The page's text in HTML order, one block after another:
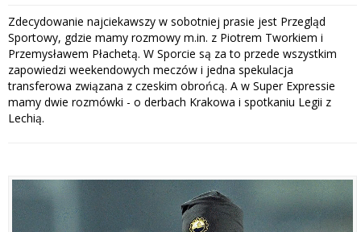
Zdecydowanie najciekawszy w sobotniej prasie jest Przegląd
Sportowy, gdzie mamy rozmowy m.in. z Piotrem Tworkiem i
Przemysławem Płachetą. W Sporcie są za to przede wszystkim
zapowiedzi weekendowych meczów i jedna spekulacja
transferowa związana z czeskim obrońcą. A w Super Expressie
mamy dwie rozmówki - o derbach Krakowa i spotkaniu Legii z
Lechią.